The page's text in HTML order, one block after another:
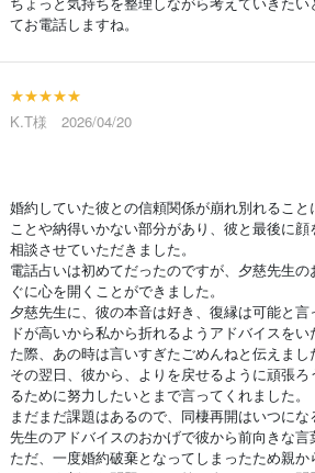
てお電話しますね。
★★★★★
K.T様 2026/04/20
婚約していた彼との信頼関係が崩れ別れるこ
ことや納得いかない部分があり、彼と最後に
相談させていただきました。
電話占いは初めてだったのですが、夕慈先生
ぐに心を開くことができました。
夕慈先生に、彼の本音は好き、復縁は可能と
ドが高いから私から折れるようアドバイスを
た際、あの時は言いすぎたごめんねと伝えまし
その翌日、彼から、よりを戻せるように頑張
るために努力したいとまで言ってくれました。
まだまだ課題はあるので、同棲再開はいつに
先生のアドバイスのおかげで彼から前向きな言
ただ、一度婚約破棄となってしまったため親